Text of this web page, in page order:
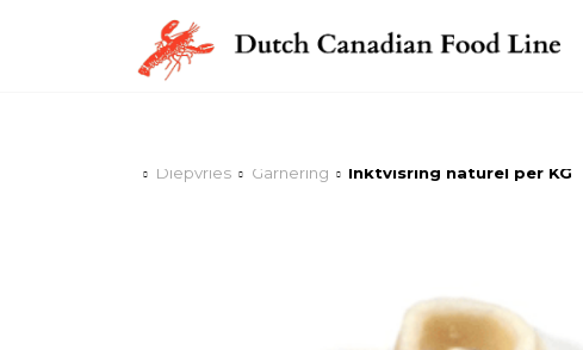
Diepvries Garnering Inktvisring naturel per KG